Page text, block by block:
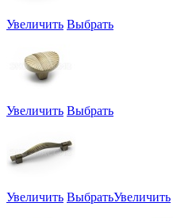
Увеличить Выбрать
Увеличить Выбрать
Увеличить ВыбратьУвеличить